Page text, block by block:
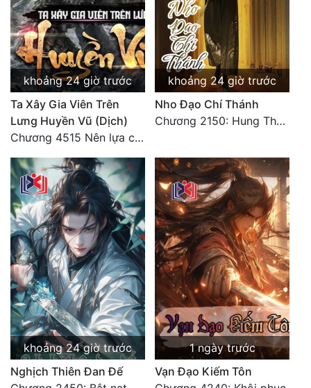
khoảng 24 giờ trước
Ta Xây Gia Viên Trên
Lưng Huyền Vũ (Dịch)
Chương 4515 Nên lựa chọn như thế nào?
khoảng 24 giờ trước
Nho Đạo Chí Thánh
Chương 2150: Hung Thụ Nhựa Cây
khoảng 24 giờ trước
Nghịch Thiên Đan Đế
1 ngày trước
Vạn Đạo Kiếm Tôn